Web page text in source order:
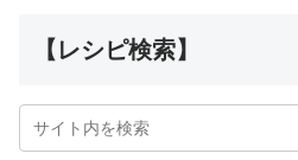
【レシピ検索】